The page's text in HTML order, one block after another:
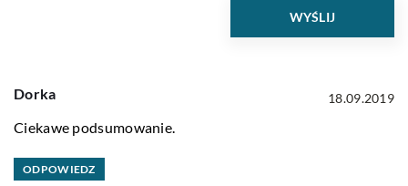
Dorka 18.09.2019
Ciekawe podsumowanie.
ODPOWIEDZ